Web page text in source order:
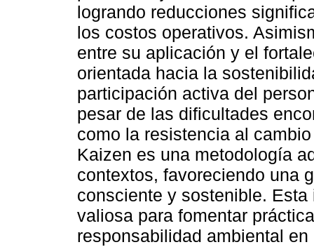
logrando reducciones
los costos operativos.
entre su aplicación y el
orientada hacia la
participación activa del
pesar de las dificultades
como la resistencia al
Kaizen es una metodología
contextos, favoreciendo una
consciente y sostenible.
valiosa para fomentar
responsabilidad ambiental